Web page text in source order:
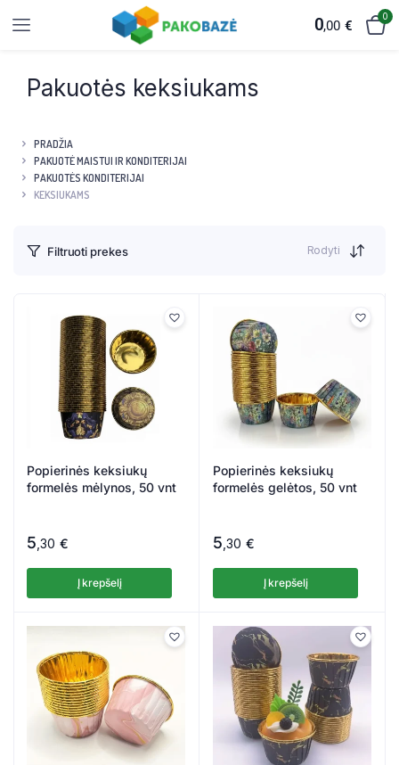
0,00 €
0
Pakuotės keksiukams
PRADŽIA
PAKUOTĖ MAISTUI IR KONDITERIJAI
PAKUOTĖS KONDITERIJAI
KEKSIUKAMS
Filtruoti prekes Rodyti
Popierinės keksiukų
formelės mėlynos, 50 vnt
5 ,30 €
Į krepšelį
Popierinės keksiukų
formelės gelėtos, 50 vnt
5 ,30 €
Į krepšelį